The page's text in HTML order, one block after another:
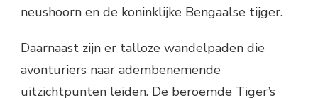
neushoorn en de koninklijke Bengaalse tijger.
Daarnaast zijn er talloze wandelpaden die
avonturiers naar adembenemende
uitzichtpunten leiden. De beroemde Tiger’s